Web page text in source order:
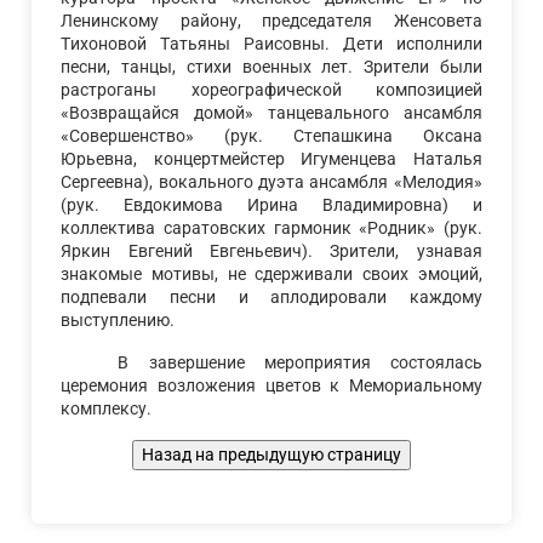
Ленинскому району, председателя Женсовета
Тихоновой Татьяны Раисовны. Дети исполнили
песни, танцы, стихи военных лет. Зрители были
растроганы хореографической композицией
«Возвращайся домой» танцевального ансамбля
«Совершенство» (рук. Степашкина Оксана
Юрьевна, концертмейстер Игуменцева Наталья
Сергеевна), вокального дуэта ансамбля «Мелодия»
(рук. Евдокимова Ирина Владимировна) и
коллектива саратовских гармоник «Родник» (рук.
Яркин Евгений Евгеньевич). Зрители, узнавая
знакомые мотивы, не сдерживали своих эмоций,
подпевали песни и аплодировали каждому
выступлению.
В завершение мероприятия состоялась
церемония возложения цветов к Мемориальному
комплексу.